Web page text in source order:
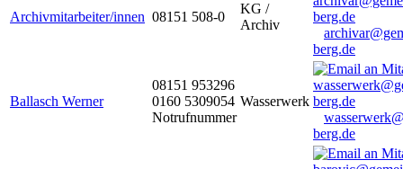
Archivmitarbeiter/innen 08151 508-0
KG /
Archiv
berg.de
Ballasch Werner
08151 953296
0160 5309054
Notrufnummer
Wasserwerk
berg.de